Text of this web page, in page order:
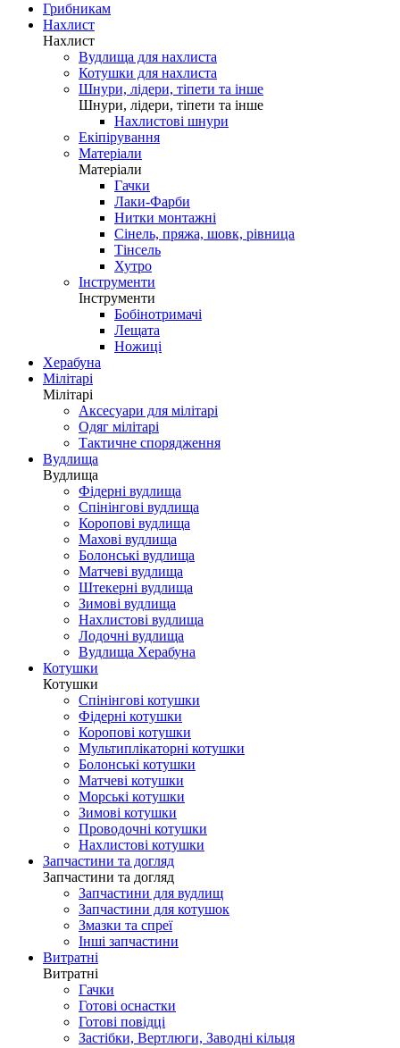
Грибникам
Нахлист
Нахлист
Вудлища для нахлиста
Котушки для нахлиста
Шнури, лідери, тіпети та інше
Шнури, лідери, тіпети та інше
Нахлистові шнури
Екіпірування
Матеріали
Матеріали
Гачки
Лаки-Фарби
Нитки монтажні
Сінель, пряжа, шовк, рівница
Тінсель
Хутро
Інструменти
Інструменти
Бобінотримачі
Лещата
Ножиці
Херабуна
Мілітарі
Мілітарі
Аксесуари для мілітарі
Одяг мілітарі
Тактичне спорядження
Вудлища
Вудлища
Фідерні вудлища
Спінінгові вудлища
Коропові вудлища
Махові вудлища
Болонські вудлища
Матчеві вудлища
Штекерні вудлища
Зимові вудлища
Нахлистові вудлища
Лодочні вудлища
Вудлища Херабуна
Котушки
Котушки
Спінінгові котушки
Фідерні котушки
Коропові котушки
Мультиплікаторні котушки
Болонські котушки
Матчеві котушки
Морські котушки
Зимові котушки
Проводочні котушки
Нахлистові котушки
Запчастини та догляд
Запчастини та догляд
Запчастини для вудлищ
Запчастини для котушок
Змазки та спреї
Інші запчастини
Витратні
Витратні
Гачки
Готові оснастки
Готові повідці
Застібки, Вертлюги, Заводні кільця